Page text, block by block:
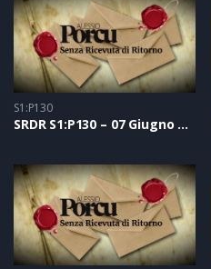
S1:P130
SRDR S1:P130 – 07 Giugno 2021